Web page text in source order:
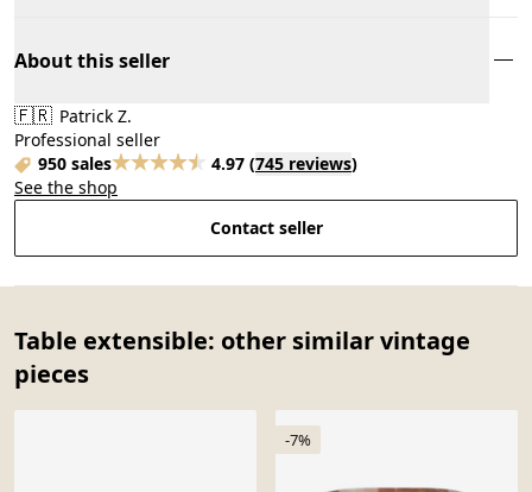
About this seller
🇫🇷 Patrick Z.
Professional seller
950 sales
4.97 (745 reviews)
See the shop
Contact seller
Table extensible: other similar vintage
pieces
-7%